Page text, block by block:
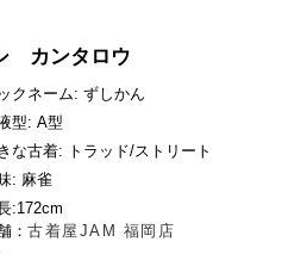
カンタロウ
クネーム: ずしかん
型: A型
な古着: トラッド/ストリート
: 麻雀
:172cm
： 古着屋JAM 福岡店